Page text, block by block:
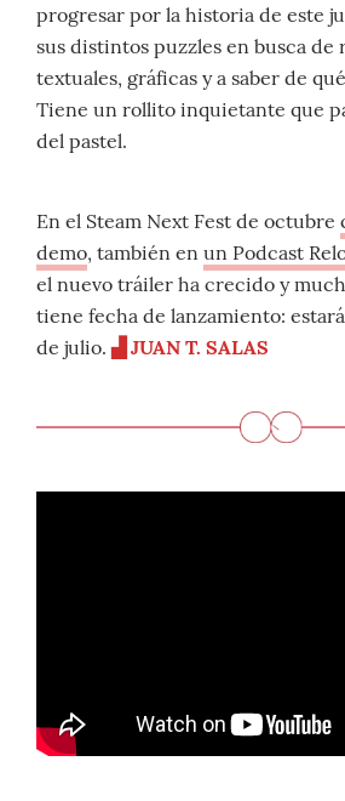
progresar por la historia de este
sus distintos puzzles en busca de
textuales, gráficas y a saber de
Tiene un rollito inquietante que
del pastel.
En el Steam Next Fest de octubre
demo, también en un Podcast
el nuevo tráiler ha crecido y
tiene fecha de lanzamiento:
de julio.▟ JUAN T. SALAS